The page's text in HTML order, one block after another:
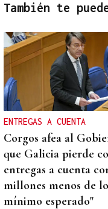
También te
ENTREGAS A CUENTA
Corgos afea al
que Galicia pierde
entregas a cuenta
millones menos de lo
mínimo esperado"